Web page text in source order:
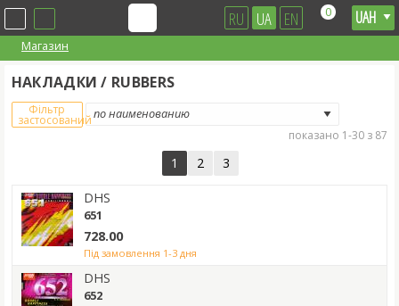
RU UA EN 0
Магазин
НАКЛАДКИ / RUBBERS
Фільтр
застосований
показано 1-30 з 87
1 2 3
DHS
651
728.00
під замовлення 1-3 дня
DHS
652